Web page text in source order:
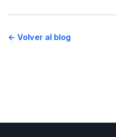
← Volver al blog